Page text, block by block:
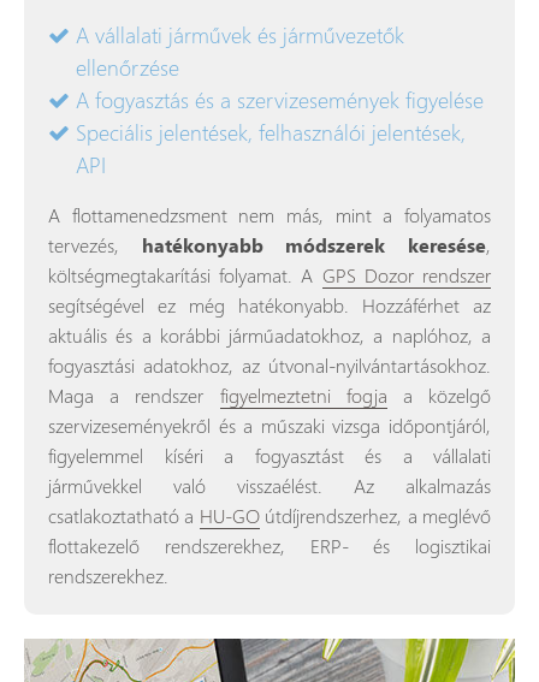
A vállalati járművek és járművezetők
ellenőrzése
A fogyasztás és a szervizesemények figyelése
Speciális jelentések, felhasználói jelentések,
API
A flottamenedzsment nem más, mint a folyamatos
tervezés, hatékonyabb módszerek keresése,
költségmegtakarítási folyamat. A GPS Dozor rendszer
segítségével ez még hatékonyabb. Hozzáférhet az
aktuális és a korábbi járműadatokhoz, a naplóhoz, a
fogyasztási adatokhoz, az útvonal-nyilvántartásokhoz.
Maga a rendszer figyelmeztetni fogja a közelgő
szervizeseményekről és a műszaki vizsga időpontjáról,
figyelemmel kíséri a fogyasztást és a vállalati
járművekkel való visszaélést. Az alkalmazás
csatlakoztatható a HU-GOútdíjrendszerhez, a meglévő
flottakezelő rendszerekhez, ERP- és logisztikai
rendszerekhez.